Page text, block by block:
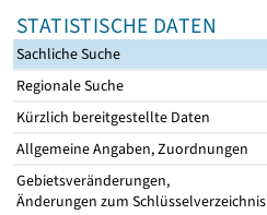
STATISTISCHE DATEN
Sachliche Suche
Regionale Suche
Kürzlich bereitgestellte Daten
Allgemeine Angaben, Zuordnungen
Gebietsveränderungen,
Änderungen zum Schlüsselverzeichnis